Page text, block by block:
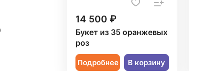
14 500 ₽
Букет из 35 оранжевых
роз
Подробнее В корзину